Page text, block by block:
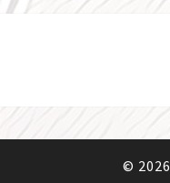
© 2026